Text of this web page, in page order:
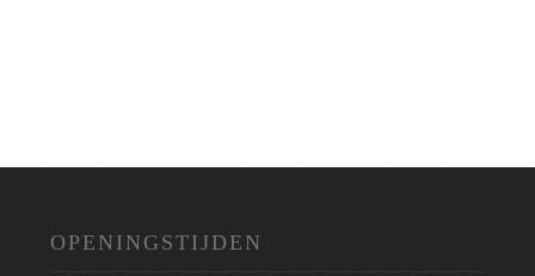
OPENINGSTIJDEN